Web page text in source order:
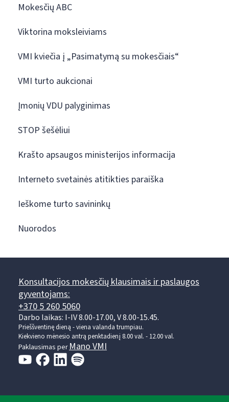
Mokesčių ABC
Viktorina moksleiviams
VMI kviečia į „Pasimatymą su mokesčiais“
VMI turto aukcionai
Įmonių VDU palyginimas
STOP šešėliui
Krašto apsaugos ministerijos informacija
Interneto svetainės atitikties paraiška
Ieškome turto savininkų
Nuorodos
Konsultacijos mokesčių klausimais ir paslaugos
gyventojams:
+370 5 260 5060
Darbo laikas: I-IV 8.00-17.00, V 8.00-15.45.
Prieššventinę dieną - viena valanda trumpiau.
Kiekvieno mėnesio antrą penktadienį 8.00 val. - 12.00 val.
Paklausimas per Mano VMI